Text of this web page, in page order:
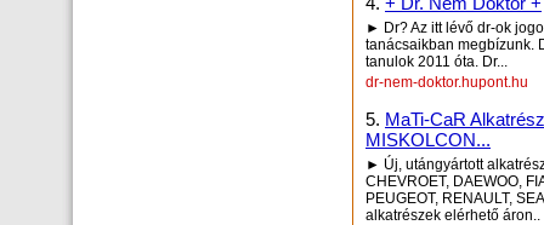
► Dr? Az itt lévő dr-ok
tanácsaikban megbízunk.
tanulok 2011 óta. Dr...
dr-nem-doktor.hupont.hu
5. MaTi-CaR
MISKOLCON...
► Új, utángyártott
CHEVROET, DAEWOO,
PEUGEOT, RENAULT,
alkatrészek elérhető áron..